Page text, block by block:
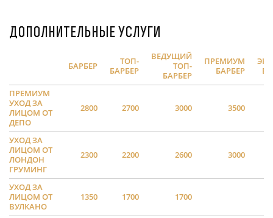
Дополнительные услуги
БАРБЕР
ТОП-
БАРБЕР
ВЕДУЩИЙ
ТОП-
БАРБЕР
ПРЕМИУМ
БАРБЕР
ПРЕМИУМ
УХОД ЗА
ЛИЦОМ ОТ
ДЕПО
2800 2700 3000 3500
УХОД ЗА
ЛИЦОМ ОТ
ЛОНДОН
ГРУМИНГ
2300 2200 2600 3000
УХОД ЗА
ЛИЦОМ ОТ
ВУЛКАНО
1350 1700 1700